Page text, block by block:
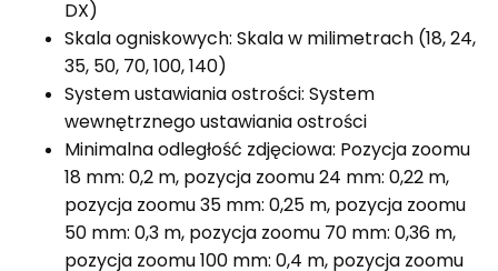
DX)
Skala ogniskowych: Skala w milimetrach (18, 24,
35, 50, 70, 100, 140)
System ustawiania ostrości: System
wewnętrznego ustawiania ostrości
Minimalna odległość zdjęciowa: Pozycja zoomu
18 mm: 0,2 m, pozycja zoomu 24 mm: 0,22 m,
pozycja zoomu 35 mm: 0,25 m, pozycja zoomu
50 mm: 0,3 m, pozycja zoomu 70 mm: 0,36 m,
pozycja zoomu 100 mm: 0,4 m, pozycja zoomu